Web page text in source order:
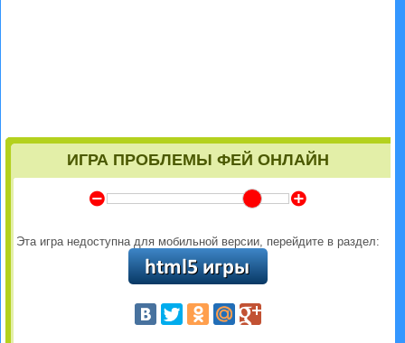
ИГРА ПРОБЛЕМЫ ФЕЙ ОНЛАЙН
Y Z
Эта игра недоступна для мобильной версии, перейдите в раздел: